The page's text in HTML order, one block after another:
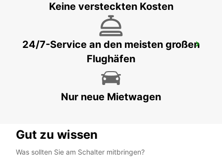
LJUBLJANA INNENSTADT HBF
LJUBLJANA - SLOVENIA
Keine versteckten Kosten
24/7-Service an den meisten großen
Flughäfen
Nur neue Mietwagen
Gut zu wissen
Was sollten Sie am Schalter mitbringen?